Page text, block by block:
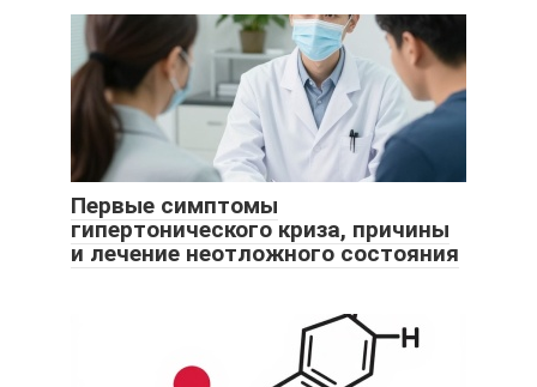
Первые симптомы
гипертонического криза, причины
и лечение неотложного состояния